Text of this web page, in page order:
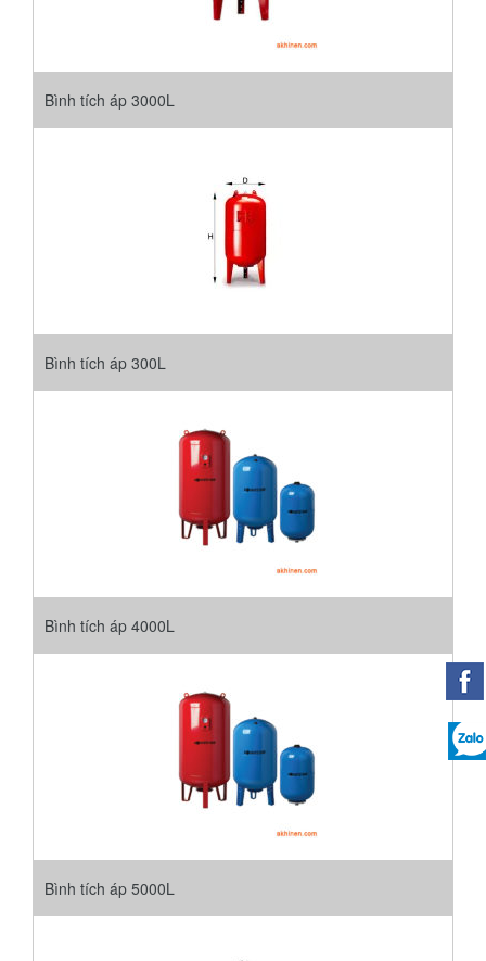
Bình tích áp 3000L
Bình tích áp 300L
Bình tích áp 4000L
Bình tích áp 5000L